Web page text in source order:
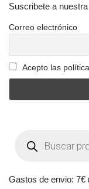
Suscribete a
Correo electrónico
Acepto las
Gastos de envio: 7€